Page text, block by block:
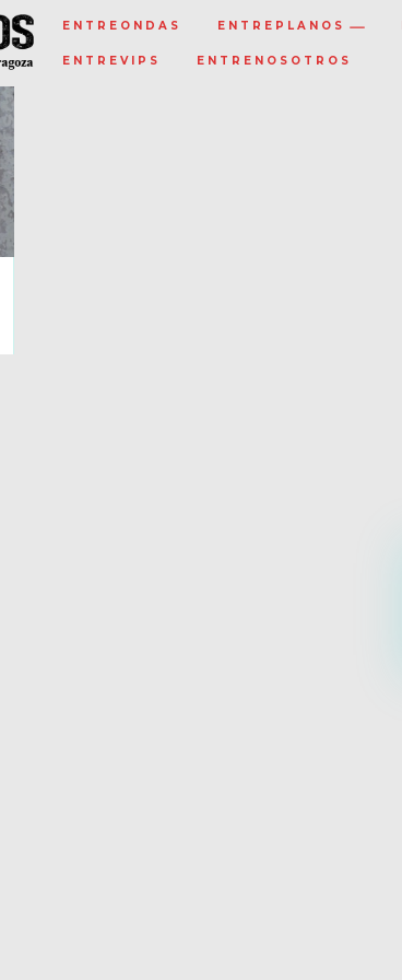
ENTREONDAS ENTREPLANOS
ENTREVIPS ENTRENOSOTROS